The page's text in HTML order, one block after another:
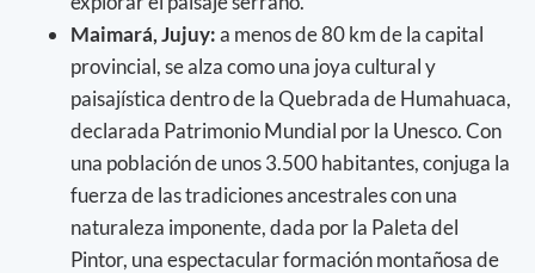
Maimará, Jujuy:a menos de 80 km de la capital
provincial, se alza como una joya cultural y
paisajística dentro de la Quebrada de Humahuaca,
declarada Patrimonio Mundial por la Unesco. Con
una población de unos 3.500 habitantes, conjuga la
fuerza de las tradiciones ancestrales con una
naturaleza imponente, dada por la Paleta del
Pintor, una espectacular formación montañosa de